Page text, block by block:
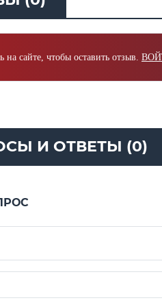
на сайте, чтобы оставить отзыв.
И ОТВЕТЫ (0)